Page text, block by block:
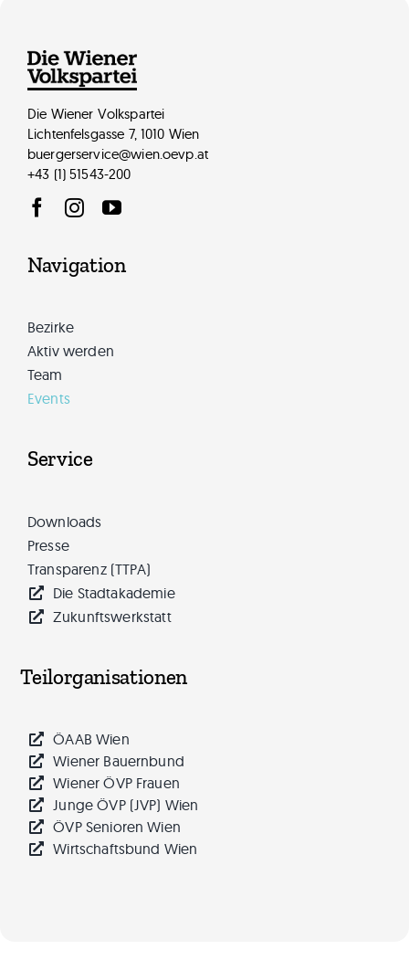
Die Wiener Volkspartei
Lichtenfelsgasse 7, 1010 Wien
buergerservice@wien.oevp.at
+43 (1) 51543-200
Navigation
Bezirke
Aktiv werden
Team
Events
Service
Downloads
Presse
Transparenz (TTPA)
Die Stadtakademie
Zukunftswerkstatt
Teilorganisationen
ÖAAB Wien
Wiener Bauernbund
Wiener ÖVP Frauen
Junge ÖVP (JVP) Wien
ÖVP Senioren Wien
Wirtschaftsbund Wien